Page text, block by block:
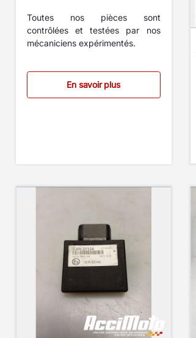
Toutes nos pièces sont
contrôlées et testées par nos
mécaniciens expérimentés.
En savoir plus